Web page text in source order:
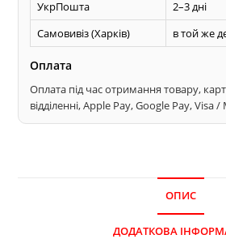
УкрПошта
2–3 дні
Самовивіз (Харків)
в той же
Оплата
Оплата під час отримання товару,
відділенні, Apple Pay, Google Pay, Visa
ОПИС
ДОДАТКОВА